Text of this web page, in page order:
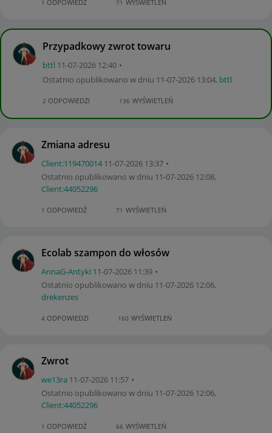
1 ODPOWIEDŹ 71 WYŚWIETLEŃ
Przypadkowy zwrot towaru
bttl ‎11-07-2026 12:40
Ostatnio opublikowano w dniu ‎11-07-2026 13:04, bttl
2 ODPOWIEDZI 136 WYŚWIETLEŃ
Zmiana adresu
Client:119470014 ‎11-07-2026 13:37
Ostatnio opublikowano w dniu ‎11-07-2026 12:08,
Client:44052296
1 ODPOWIEDŹ 71 WYŚWIETLEŃ
Ecolab szampon do włosów
AnnaG-Antyki ‎11-07-2026 11:39
Ostatnio opublikowano w dniu ‎11-07-2026 12:06,
drekenzes
4 ODPOWIEDZI 160 WYŚWIETLEŃ
Zwrot
we13ra ‎11-07-2026 11:57
Ostatnio opublikowano w dniu ‎11-07-2026 12:06,
Client:44052296
1 ODPOWIEDŹ 66 WYŚWIETLEŃ